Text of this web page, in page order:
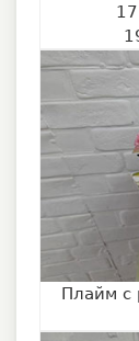
Плайм с